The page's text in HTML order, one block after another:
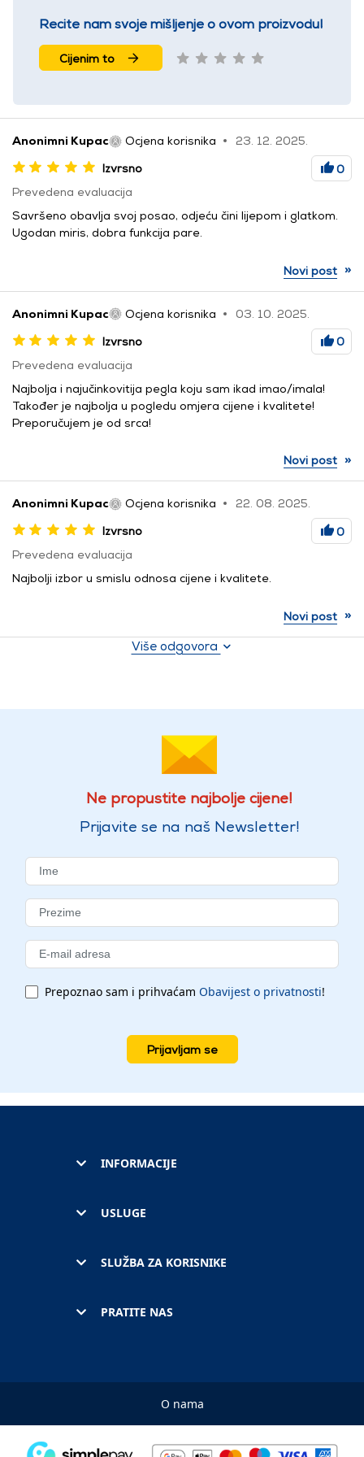
Recite nam svoje mišljenje o ovom proizvodu!
Cijenim to
Anonimni Kupac Ocjena korisnika
23. 12. 2025.
Izvrsno
0
Prevedena evaluacija
Savršeno obavlja svoj posao, odjeću čini lijepom i glatkom.
Ugodan miris, dobra funkcija pare.
Novi post »
Anonimni Kupac Ocjena korisnika
03. 10. 2025.
Izvrsno
0
Prevedena evaluacija
Najbolja i najučinkovitija pegla koju sam ikad imao/imala!
Također je najbolja u pogledu omjera cijene i kvalitete!
Preporučujem je od srca!
Novi post »
Anonimni Kupac Ocjena korisnika
22. 08. 2025.
Izvrsno
0
Prevedena evaluacija
Najbolji izbor u smislu odnosa cijene i kvalitete.
Novi post »
Više odgovora
Ne propustite najbolje cijene!
Prijavite se na naš Newsletter!
Prepoznao sam i prihvaćam Obavijest o privatnosti!
Prijavljam se
INFORMACIJE
USLUGE
SLUŽBA ZA KORISNIKE
PRATITE NAS
O nama